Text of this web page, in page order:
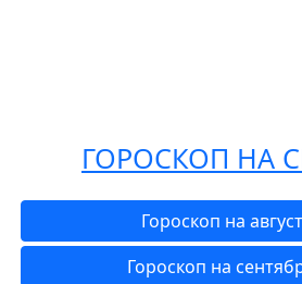
ГОРОСКОП НА
Гороскоп на
Гороскоп на